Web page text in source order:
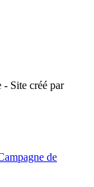
Site créé par
de